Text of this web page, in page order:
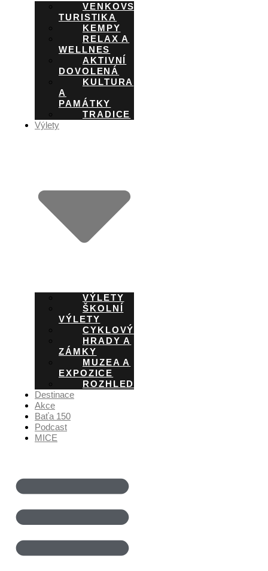
VENKOVSKÁ
TURISTIKA
KEMPY
RELAX A
WELLNES
AKTIVNÍ
DOVOLENÁ
KULTURA
A
PAMÁTKY
TRADICE
Výlety
VÝLETY
ŠKOLNÍ
VÝLETY
CYKLOVÝLETY
HRADY A
ZÁMKY
MUZEA A
EXPOZICE
ROZHLEDNY
Destinace
Akce
Baťa 150
Podcast
MICE